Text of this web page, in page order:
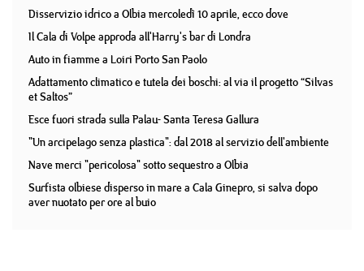
Disservizio idrico a Olbia mercoledì 10 aprile, ecco dove
Il Cala di Volpe approda all'Harry's bar di Londra
Auto in fiamme a Loiri Porto San Paolo
Adattamento climatico e tutela dei boschi: al via il progetto “Silvas
et Saltos”
Esce fuori strada sulla Palau- Santa Teresa Gallura
"Un arcipelago senza plastica": dal 2018 al servizio dell'ambiente
Nave merci "pericolosa" sotto sequestro a Olbia
Surfista olbiese disperso in mare a Cala Ginepro, si salva dopo
aver nuotato per ore al buio